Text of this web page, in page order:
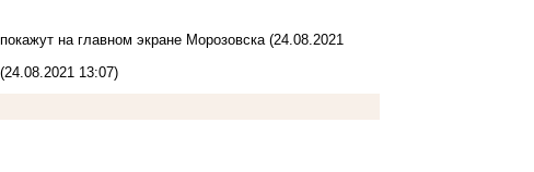
на главном экране Морозовска (24.08.2021
(24.08.2021 13:07)